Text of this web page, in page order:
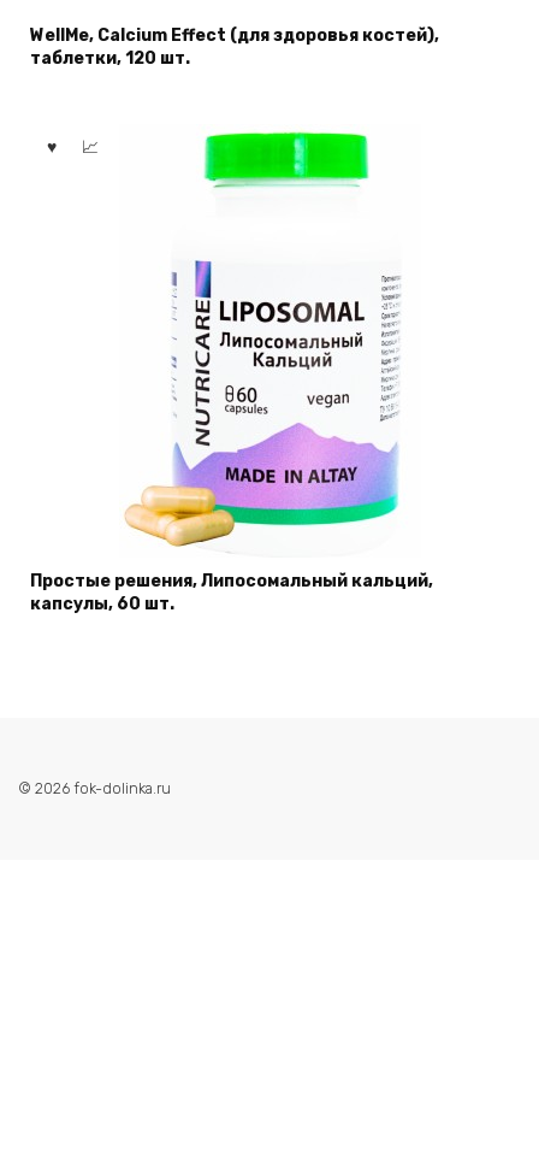
WellMe, Calcium Effect (для здоровья костей),
таблетки, 120 шт.
Простые решения, Липосомальный кальций,
капсулы, 60 шт.
© 2026 fok-dolinka.ru